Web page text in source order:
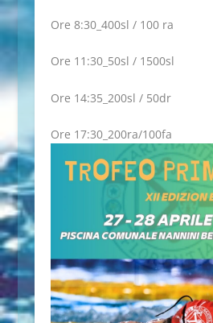
Ore 8:30_400sl / 100 ra
Ore 11:30_50sl / 1500sl
Ore 14:35_200sl / 50dr
Ore 17:30_200ra/100fa